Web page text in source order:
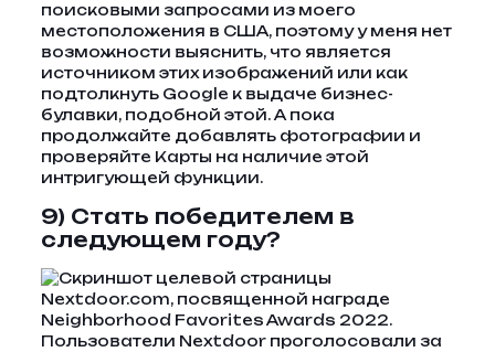
поисковыми запросами из моего
местоположения в США, поэтому у меня нет
возможности выяснить, что является
источником этих изображений или как
подтолкнуть Google к выдаче бизнес-
булавки, подобной этой. А пока
продолжайте добавлять фотографии и
проверяйте Карты на наличие этой
интригующей функции.
9) Стать победителем в
следующем году?
Пользователи Nextdoor проголосовали за